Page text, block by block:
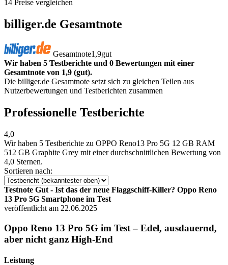
14 Preise vergleichen
billiger.de Gesamtnote
Gesamtnote1,9gut
Wir haben 5 Testberichte und 0 Bewertungen mit einer
Gesamtnote von 1,9 (gut).
Die billiger.de Gesamtnote setzt sich zu gleichen Teilen aus
Nutzerbewertungen und Testberichten zusammen
Professionelle Testberichte
4,0
Wir haben 5 Testberichte zu OPPO Reno13 Pro 5G 12 GB RAM
512 GB Graphite Grey mit einer durchschnittlichen Bewertung von
4,0 Sternen.
Sortieren nach:
Testnote Gut - Ist das der neue Flaggschiff-Killer? Oppo Reno
13 Pro 5G Smartphone im Test
veröffentlicht am 22.06.2025
Oppo Reno 13 Pro 5G im Test – Edel, ausdauernd,
aber nicht ganz High-End
Leistung